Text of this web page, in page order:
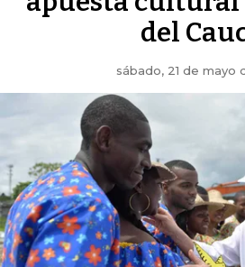
del
sábado, 21 de mayo